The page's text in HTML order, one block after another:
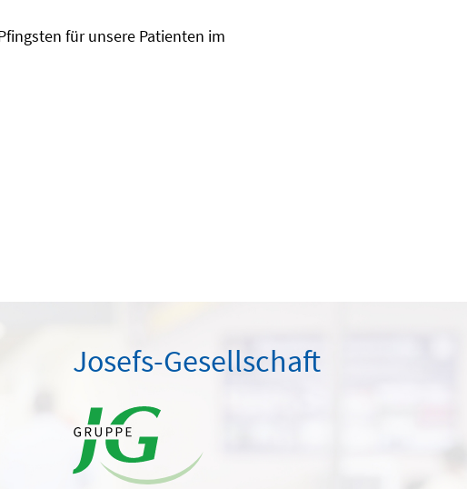
für unsere Patienten im
Josefs-Gesellschaft